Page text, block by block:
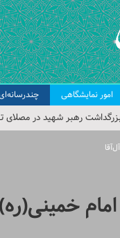
امور نمایشگاهی
رهبر شهید در مصلای
خطیب این هفته نماز جمعه
آقای شهید ایران
خمینی(ره)